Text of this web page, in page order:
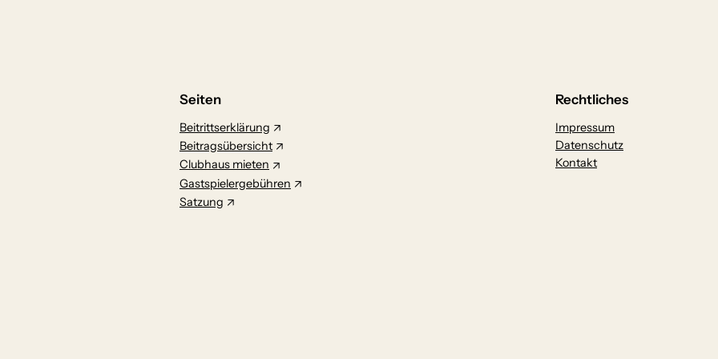
Seiten
Beitrittserklärung
Beitragsübersicht
Clubhaus mieten
Gastspielergebühren
Satzung
Rechtliches
Impressum
Datenschutz
Kontakt